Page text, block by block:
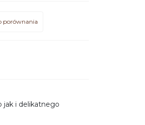
porównania
jak i delikatnego